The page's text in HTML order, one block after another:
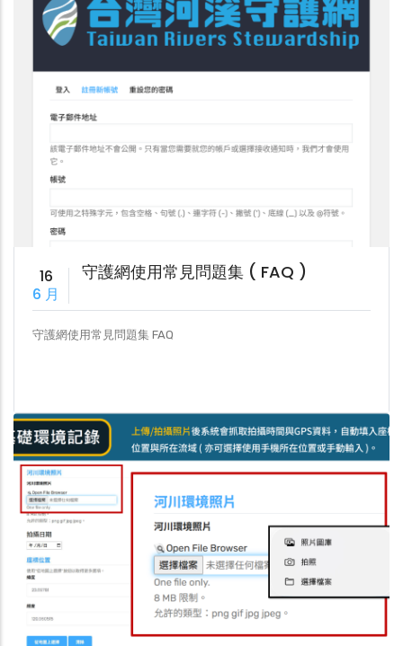
16
6 月
守護網使用常見問題集 ( FAQ )
守護網使用常見問題集 FAQ